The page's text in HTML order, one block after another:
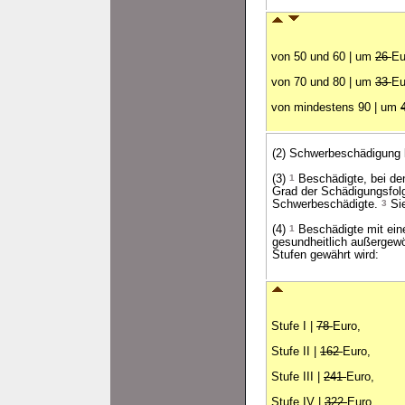
von 50 und 60 | um 26
von 70 und 80 | um 33
von mindestens 90 | um
(2)
(3) 1
Beschädigte, bei
Grad der
Schwerbeschädigte. 3
(4) 1
Beschädigte mit
gesundheitlich
Stufen gewährt wird:
Stufe I | 78Euro,
Stufe II | 162Euro,
Stufe III | 241Euro,
Stufe IV | 322Euro,